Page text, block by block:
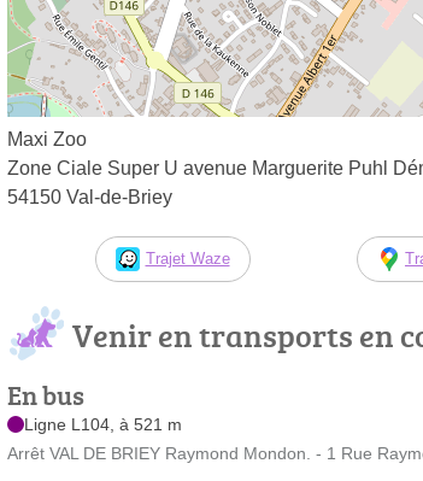
Maxi Zoo
Zone Ciale Super U avenue Marguerite Puhl
54150 Val-de-Briey
Trajet Waze
Venir en transports en
En bus
Ligne L104, à 521 m
Arrêt VAL DE BRIEY Raymond Mondon. - 1 Rue